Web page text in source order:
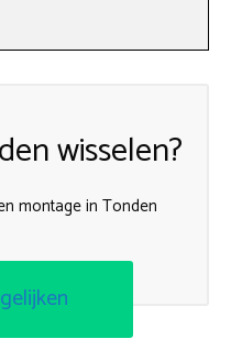
wisselen?
montage in Tonden